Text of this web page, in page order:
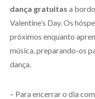
dança gratuitas a
Valentine’s Day. Os
próximos enquanto
música, preparando-os
dança.
– Para encerrar o dia